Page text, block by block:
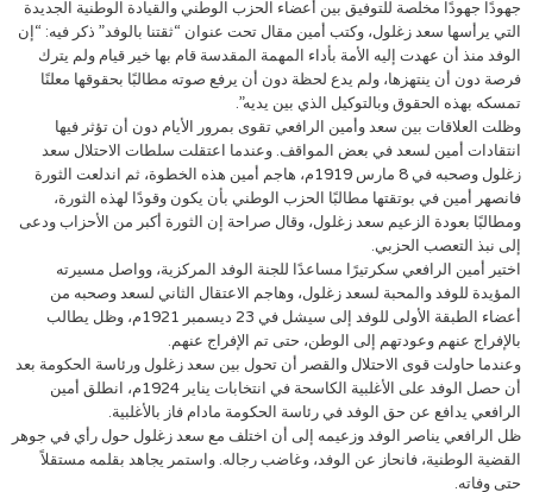
جهودًا جهودًا مخلصة للتوفيق بين أعضاء الحزب الوطني والقيادة الوطنية الجديدة
التي يرأسها سعد زغلول، وكتب أمين مقال تحت عنوان “ثقتنا بالوفد” ذكر فيه: “إن
الوفد منذ أن عهدت إليه الأمة بأداء المهمة المقدسة قام بها خير قيام ولم يترك
فرصة دون أن ينتهزها، ولم يدع لحظة دون أن يرفع صوته مطالبًا بحقوقها معلنًا
تمسكه بهذه الحقوق وبالتوكيل الذي بين يديه”.
وظلت العلاقات بين سعد وأمين الرافعي تقوى بمرور الأيام دون أن تؤثر فيها
انتقادات أمين لسعد في بعض المواقف. وعندما اعتقلت سلطات الاحتلال سعد
زغلول وصحبه في 8 مارس 1919م، هاجم أمين هذه الخطوة، ثم اندلعت الثورة
فانصهر أمين في بوتقتها مطالبًا الحزب الوطني بأن يكون وقودًا لهذه الثورة،
ومطالبًا بعودة الزعيم سعد زغلول، وقال صراحة إن الثورة أكبر من الأحزاب ودعى
إلى نبذ التعصب الحزبي.
اختير أمين الرافعي سكرتيرًا مساعدًا للجنة الوفد المركزية، وواصل مسيرته
المؤيدة للوفد والمحبة لسعد زغلول، وهاجم الاعتقال الثاني لسعد وصحبه من
أعضاء الطبقة الأولى للوفد إلى سيشل في 23 ديسمبر 1921م، وظل يطالب
بالإفراج عنهم وعودتهم إلى الوطن، حتى تم الإفراج عنهم.
وعندما حاولت قوى الاحتلال والقصر أن تحول بين سعد زغلول ورئاسة الحكومة بعد
أن حصل الوفد على الأغلبية الكاسحة في انتخابات يناير 1924م، انطلق أمين
الرافعي يدافع عن حق الوفد في رئاسة الحكومة مادام فاز بالأغلبية.
ظل الرافعي يناصر الوفد وزعيمه إلى أن اختلف مع سعد زغلول حول رأي في جوهر
القضية الوطنية، فانحاز عن الوفد، وغاضب رجاله. واستمر يجاهد بقلمه مستقلاً
حتى وفاته.